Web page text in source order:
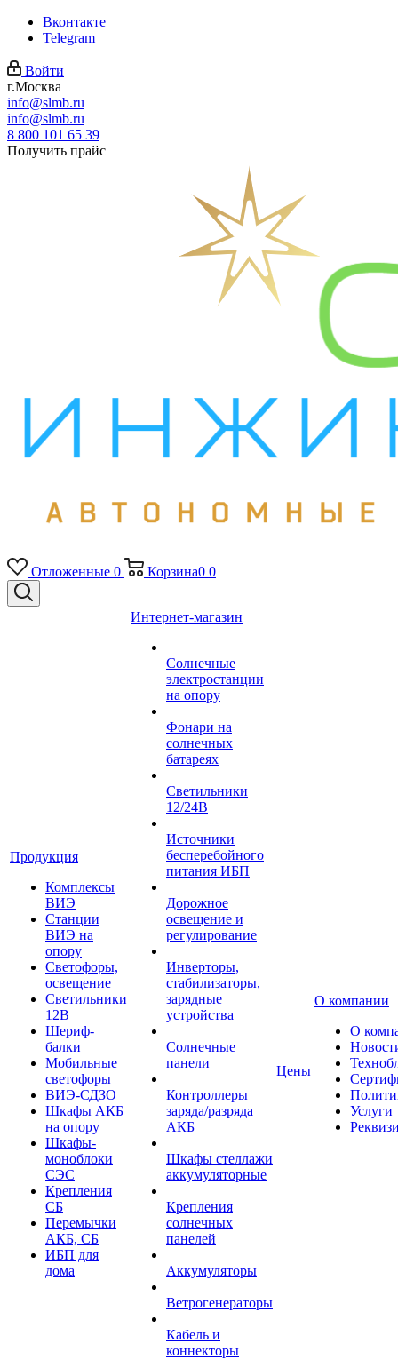
Вконтакте
Telegram
Войти
г.Москва
info@slmb.ru
info@slmb.ru
8 800 101 65 39
Получить прайс
Отложенные 0 Корзина0 0
Продукция
Комплексы
ВИЭ
Станции
ВИЭ на
опору
Светофоры,
освещение
Светильники
12В
Шериф-
балки
Мобильные
светофоры
ВИЭ-СДЗО
Шкафы АКБ
на опору
Шкафы-
моноблоки
СЭС
Крепления
СБ
Перемычки
АКБ, СБ
ИБП для
дома
Интернет-магазин
Солнечные
электростанции
на опору
Фонари на
солнечных
батареях
Светильники
12/24В
Источники
бесперебойного
питания ИБП
Дорожное
освещение и
регулирование
Инверторы,
стабилизаторы,
зарядные
устройства
Солнечные
панели
Контроллеры
заряда/разряда
АКБ
Шкафы стеллажи
аккумуляторные
Крепления
солнечных
панелей
Аккумуляторы
Ветрогенераторы
Кабель и
коннекторы
Цены
О компании
О
Услуги